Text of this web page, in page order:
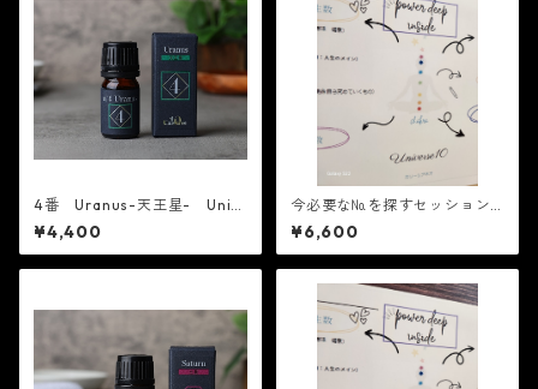
4番 Uranus-天王星- Univ
erse10 精油
¥4,400
今必要な№を探すセッションZ
OOM・15㎖ミスト付き
¥6,600